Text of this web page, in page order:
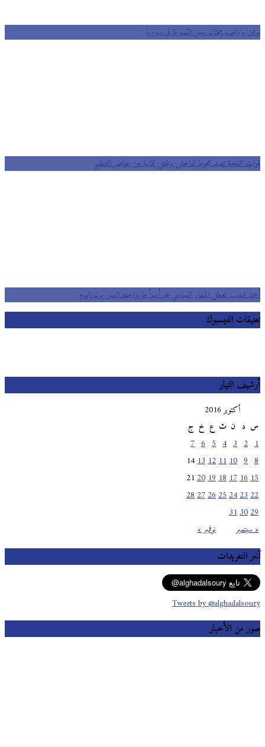
بوتين وترامب يبحثان سبل التسوية في سوريا
قوات النخبة تصد هجوما لداعش وتقتل ثمانية من عناصر التنظيم
أحمد شبيب: تعطل المسار السياسي هو أسوأ ما يواجهه السوريون اليوم
تعليقات الفيسبوك
أرشيف التيار
أكتوبر 2016
س
ث خ ج
« سبتمبر نوفمبر »
10
11
12
13
14
15
16
17
18
19
20
21
22
23
24
25
26
27
28
29
30
31
آخر التغريدات
Tweets by @alghadalsoury
صور من الأخبار